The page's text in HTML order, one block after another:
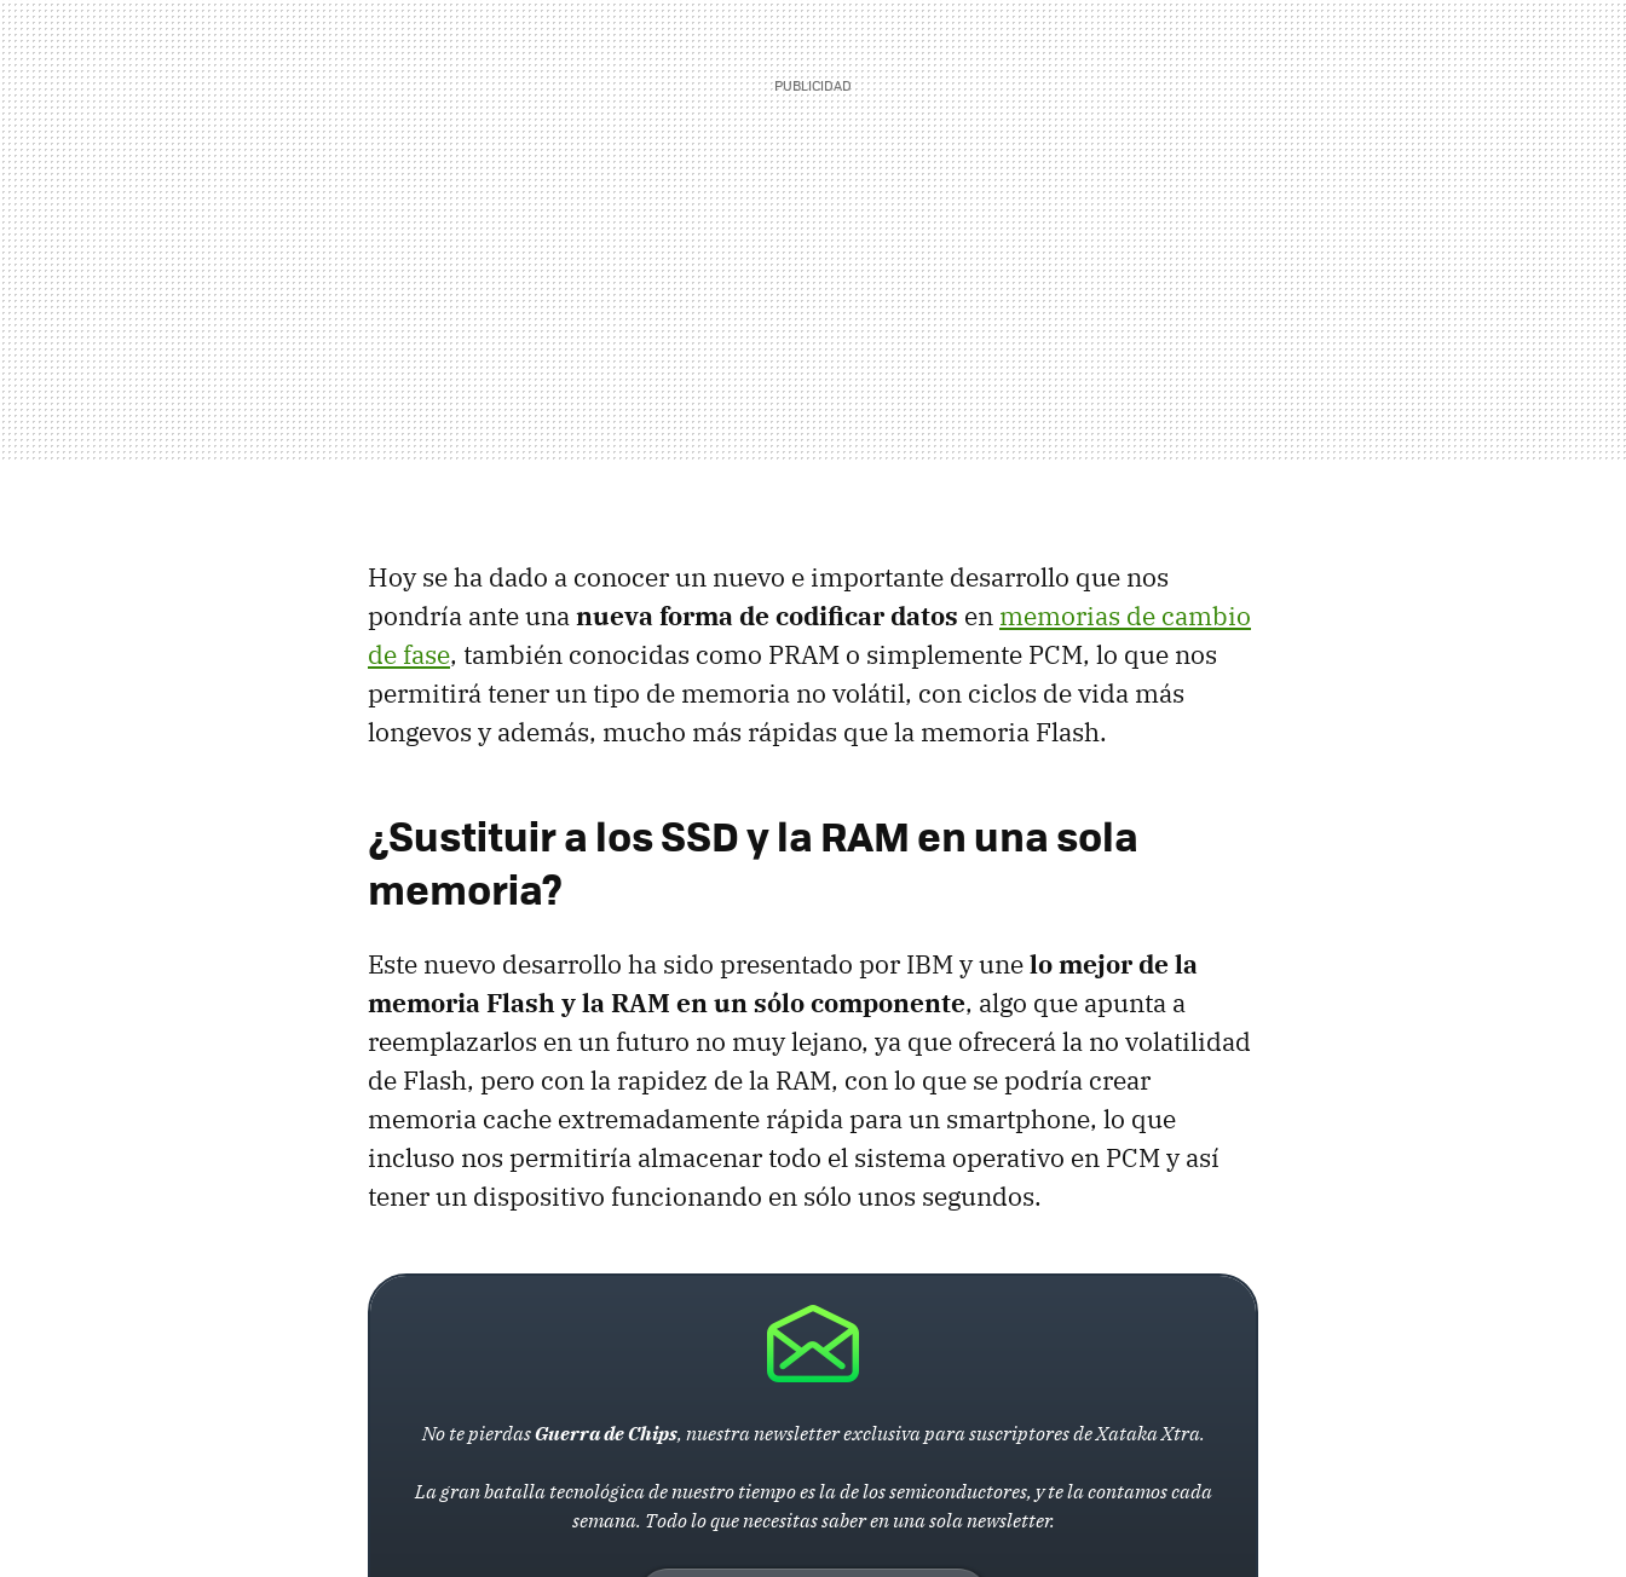
Hoy se ha dado a conocer un nuevo e importante desarrollo que nos
pondría ante una nueva forma de codificar datos en memorias de cambio
de fase, también conocidas como PRAM o simplemente PCM, lo que nos
permitirá tener un tipo de memoria no volátil, con ciclos de vida más
longevos y además, mucho más rápidas que la memoria Flash.
¿Sustituir a los SSD y la RAM en una sola
memoria?
Este nuevo desarrollo ha sido presentado por IBM y unelo mejor de la
memoria Flash y la RAM en un sólo componente, algo que apunta a
reemplazarlos en un futuro no muy lejano, ya que ofrecerá la no volatilidad
de Flash, pero con la rapidez de la RAM, con lo que se podría crear
memoria cache extremadamente rápida para un smartphone, lo que
incluso nos permitiría almacenar todo el sistema operativo en PCM y así
tener un dispositivo funcionando en sólo unos segundos.
No te pierdasGuerra de Chips, nuestra newsletter exclusiva para suscriptores de Xataka Xtra.
La gran batalla tecnológica de nuestro tiempo es la de los semiconductores, y te la contamos cada
semana. Todo lo que necesitas saber en una sola newsletter.